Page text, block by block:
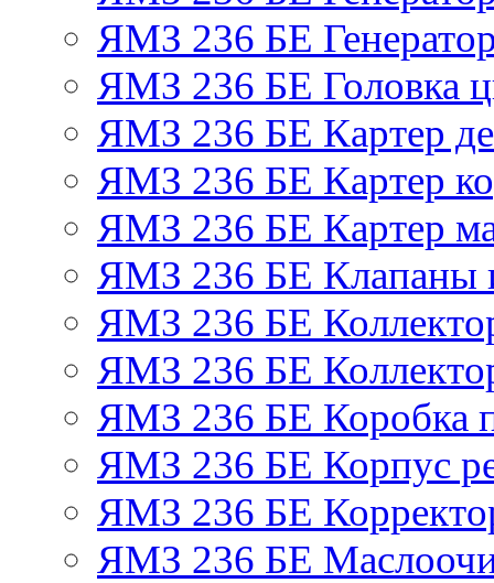
ЯМЗ 236 БЕ
ЯМЗ 236 БЕ Головка
ЯМЗ 236 БЕ Картер
ЯМЗ 236 БЕ Картер
ЯМЗ 236 БЕ Картер
ЯМЗ 236 БЕ Клапаны
ЯМЗ 236 БЕ
ЯМЗ 236 БЕ
ЯМЗ 236 БЕ Коробка
ЯМЗ 236 БЕ Корпус
ЯМЗ 236 БЕ
ЯМЗ 236 БЕ